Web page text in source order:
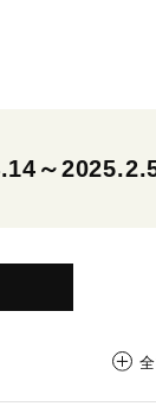
～